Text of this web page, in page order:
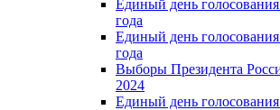
Единый день
года
Единый день голосования
года
Выборы Президента
2024
Единый день